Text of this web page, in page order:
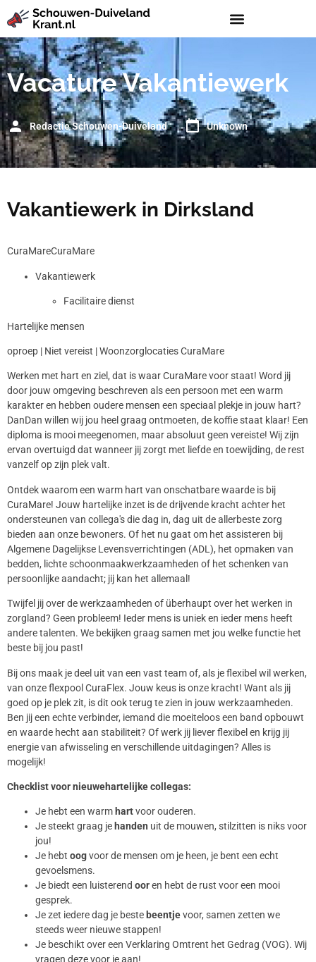
Vacature Vakantiewerk
Redactie Schouwen-Duiveland Unknown
Vakantiewerk in Dirksland
CuraMareCuraMare
Vakantiewerk
Facilitaire dienst
Hartelijke mensen
oproep | Niet vereist | Woonzorglocaties CuraMare
Werken met hart en ziel, dat is waar CuraMare voor staat! Word jij
door jouw omgeving beschreven als een persoon met een warm
karakter en hebben oudere mensen een speciaal plekje in jouw hart?
DanDan willen wij jou heel graag ontmoeten, de koffie staat klaar! Een
diploma is mooi meegenomen, maar absoluut geen vereiste! Wij zijn
ervan overtuigd dat wanneer jij zorgt met liefde en toewijding, de rest
vanzelf op zijn plek valt.
Ontdek waarom een warm hart van onschatbare waarde is bij
CuraMare! Jouw hartelijke inzet is de drijvende kracht achter het
ondersteunen van collega's die dag in, dag uit de allerbeste zorg
bieden aan onze bewoners. Of het nu gaat om het assisteren bij
Algemene Dagelijkse Levensverrichtingen (ADL), het opmaken van
bedden, lichte schoonmaakwerkzaamheden of het schenken van
persoonlijke aandacht; jij kan het allemaal!
Twijfel jij over de werkzaamheden of überhaupt over het werken in
zorgland? Geen probleem! Ieder mens is uniek en ieder mens heeft
andere talenten. We bekijken graag samen met jou welke functie het
beste bij jou past!
Bij ons maak je deel uit van een vast team of, als je flexibel wil werken,
van onze flexpool CuraFlex. Jouw keus is onze kracht! Want als jij
goed op je plek zit, is dit ook terug te zien in jouw werkzaamheden.
Ben jij een echte verbinder, iemand die moeiteloos een band opbouwt
en waarde hecht aan stabiliteit? Of werk jij liever flexibel en krijg jij
energie van afwisseling en verschillende uitdagingen? Alles is
mogelijk!
Checklist voor nieuwehartelijke collegas:
Je hebt een warm hartvoor ouderen.
Je steekt graag je handen uit de mouwen, stilzitten is niks voor
jou!
Je hebt oogvoor de mensen om je heen, je bent een echt
gevoelsmens.
Je biedt een luisterend ooren hebt de rust voor een mooi
gesprek.
Je zet iedere dag je beste beentjevoor, samen zetten we
steeds weer nieuwe stappen!
Je beschikt over een Verklaring Omtrent het Gedrag (VOG). Wij
vragen deze voor je aan!